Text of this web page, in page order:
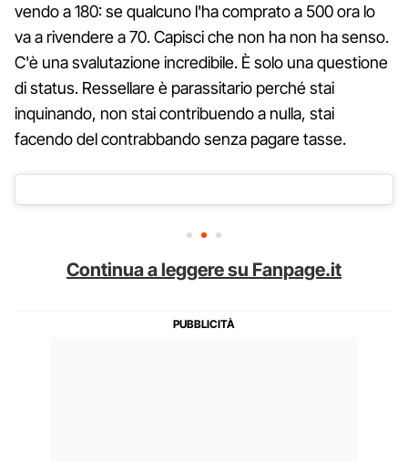
vendo a 180: se qualcuno l'ha comprato a 500 ora lo
va a rivendere a 70. Capisci che non ha non ha senso.
C'è una svalutazione incredibile. È solo una questione
di status. Ressellare è parassitario perché stai
inquinando, non stai contribuendo a nulla, stai
facendo del contrabbando senza pagare tasse.
Continua a leggere su Fanpage.it